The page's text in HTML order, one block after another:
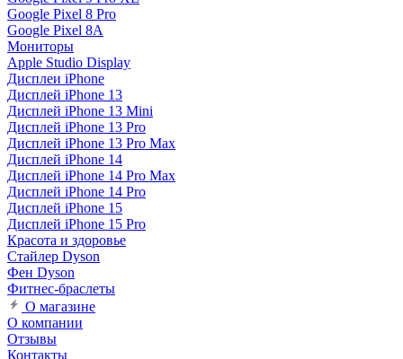
Google Pixel 8 Pro
Google Pixel 8A
Мониторы
Apple Studio Display
Дисплеи iPhone
Дисплей iPhone 13
Дисплей iPhone 13 Mini
Дисплей iPhone 13 Pro
Дисплей iPhone 13 Pro Max
Дисплей iPhone 14
Дисплей iPhone 14 Pro Max
Дисплей iPhone 14 Pro
Дисплей iPhone 15
Дисплей iPhone 15 Pro
Красота и здоровье
Стайлер Dyson
Фен Dyson
Фитнес-браслеты
О магазине
О компании
Отзывы
Контакты